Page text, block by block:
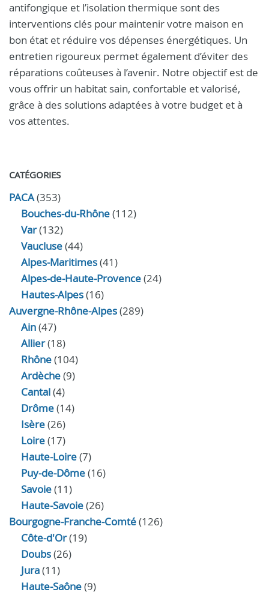
antifongique et l’isolation thermique sont des
interventions clés pour maintenir votre maison en
bon état et réduire vos dépenses énergétiques. Un
entretien rigoureux permet également d’éviter des
réparations coûteuses à l’avenir. Notre objectif est de
vous offrir un habitat sain, confortable et valorisé,
grâce à des solutions adaptées à votre budget et à
vos attentes.
CATÉGORIES
PACA(353)
Bouches-du-Rhône(112)
Var(132)
Vaucluse(44)
Alpes-Maritimes(41)
Alpes-de-Haute-Provence(24)
Hautes-Alpes(16)
Auvergne-Rhône-Alpes(289)
Ain(47)
Allier(18)
Rhône(104)
Ardèche(9)
Cantal(4)
Drôme(14)
Isère(26)
Loire(17)
Haute-Loire(7)
Puy-de-Dôme(16)
Savoie(11)
Haute-Savoie(26)
Bourgogne-Franche-Comté(126)
Côte-d'Or(19)
Doubs(26)
Jura(11)
Haute‑Saône(9)